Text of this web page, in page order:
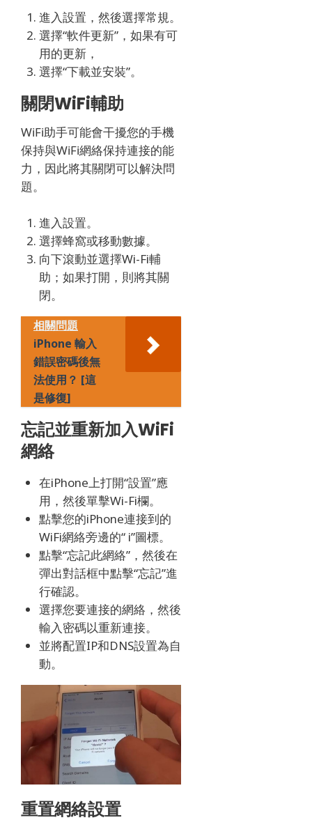
進入設置，然後選擇常規。
選擇“軟件更新”，如果有可
用的更新，
選擇“下載並安裝”。
關閉WiFi輔助
WiFi助手可能會干擾您的手機
保持與WiFi網絡保持連接的能
力，因此將其關閉可以解決問
題。
進入設置。
選擇蜂窩或移動數據。
向下滾動並選擇Wi-Fi輔
助； 如果打開，則將其關
閉。
相關問題
iPhone 輸入
錯誤密碼後無
法使用？ [這
是修復]
忘記並重新加入WiFi
網絡
在iPhone上打開“設置”應
用，然後單擊Wi-Fi欄。
點擊您的iPhone連接到的
WiFi網絡旁邊的“ i”圖標。
點擊“忘記此網絡”，然後在
彈出對話框中點擊“忘記”進
行確認。
選擇您要連接的網絡，然後
輸入密碼以重新連接。
並將配置IP和DNS設置為自
動。
重置網絡設置